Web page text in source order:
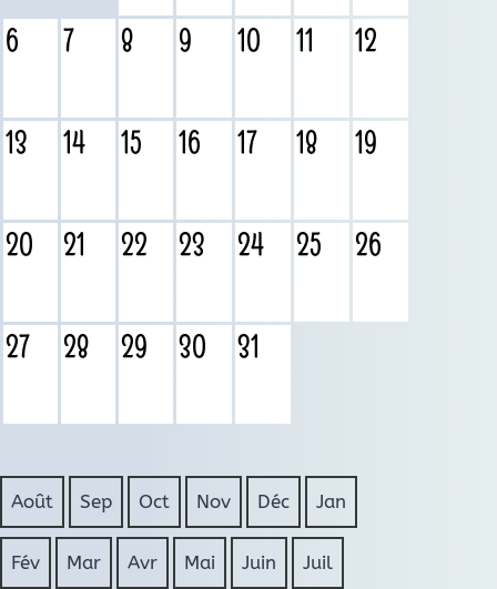
6 7 8 9 10 11 12
13 14 15 16 17 18 19
20 21 22 23 24 25 26
27 28 29 30 31
Août Sep Oct Nov Déc Jan
Fév Mar Avr Mai Juin Juil